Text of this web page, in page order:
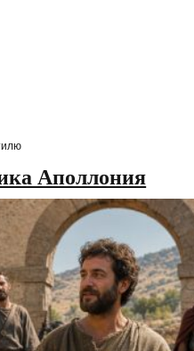
Аполлония